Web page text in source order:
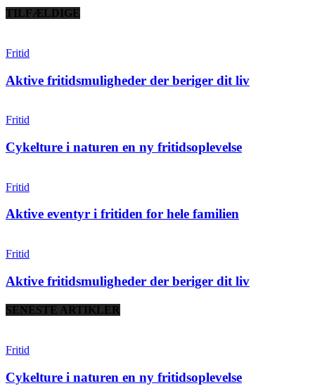
TILFÆLDIGE
Fritid
Aktive fritidsmuligheder der beriger dit liv
Fritid
Cykelture i naturen en ny fritidsoplevelse
Fritid
Aktive eventyr i fritiden for hele familien
Fritid
Aktive fritidsmuligheder der beriger dit liv
SENESTE ARTIKLER
Fritid
Cykelture i naturen en ny fritidsoplevelse